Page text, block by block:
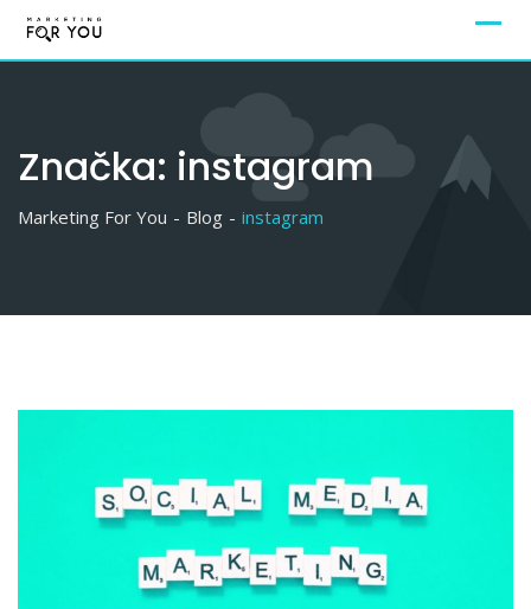
Značka: instagram
Marketing For You - Blog - instagram